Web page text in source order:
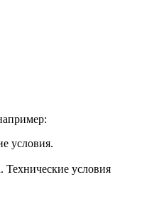
условия.
условия